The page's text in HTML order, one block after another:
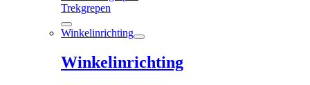
Trekgrepen
Winkelinrichting
Winkelinrichting